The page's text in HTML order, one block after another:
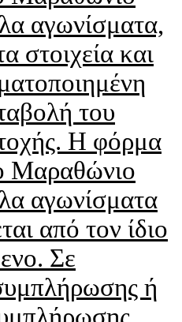
αγωνίσματα,
στοιχεία και
του
Η φόρμα
Μαραθώνιο
αγωνίσματα
από τον ίδιο
Σε
ή